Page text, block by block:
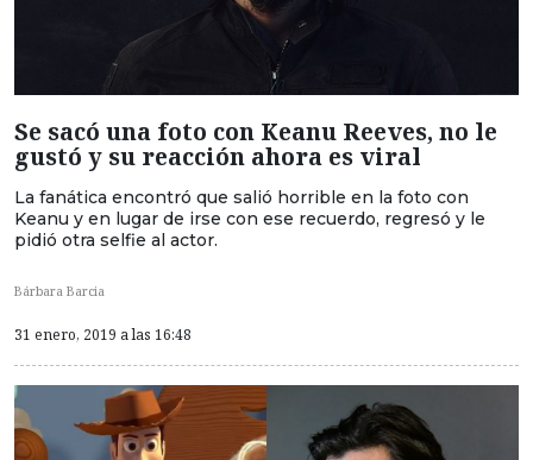
Se sacó una foto con Keanu Reeves, no le
gustó y su reacción ahora es viral
La fanática encontró que salió horrible en la foto con
Keanu y en lugar de irse con ese recuerdo, regresó y le
pidió otra selfie al actor.
Bárbara Barcia
31 enero, 2019 a las 16:48